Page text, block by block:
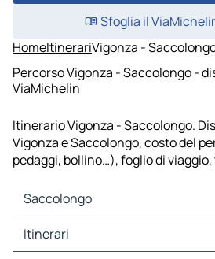
Sfoglia il
HomeItinerariVigonza -
Percorso Vigonza - Saccolongo -
ViaMichelin
Itinerario Vigonza - Saccolongo.
Vigonza e Saccolongo, costo del
pedaggi, bollino…), foglio di
Saccolongo
Saccolongo Mappe Piantine
Saccolongo Traffico
Itinerari